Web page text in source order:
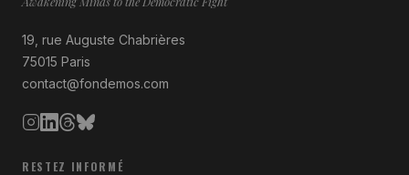
19, rue Auguste Chabrières
75015 Paris
contact@fondemos.com
RESTEZ INFORMÉ